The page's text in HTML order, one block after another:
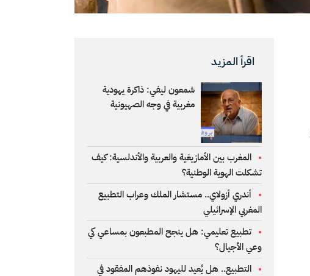
اقرأ المزيد
شمعون ليفي: ذاكرة يهودية
مغربية في وجه الصهيونية
المغرب بين الأمازيغية والعربية والأندلسية: كيف
تشكلت الهوية الوطنية؟
أندري أزولاي.. مستشار الملك وعراب التطبيع
المغربي الإسرائيلي
تطبيع تعليمي: هل ينجح المطبعون بمساعي كي
وعي الأجيال؟
التطبيع.. هل يُعيد لليهود نفوذهم المفقود في